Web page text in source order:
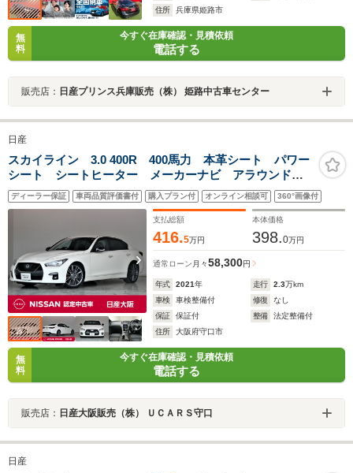
住所
兵庫県姫路市
無
料
今すぐ在庫確認・見積依頼
電話する
販売店： 日産プリンス兵庫販売（株） 姫路中古車センター
日産
スカイライン 3.0 400R 400馬力 本革シート パワー
シート シートヒーター メーカーナビ アラウンドビ
ューモニター ドラレコ前後 ワンオーナー
ディーラー保証 車両品質評価書付 購入プラン付 オンライン相談可 360°画像付
支払総額
416.5万円
本体価格
398.0万円
通常ローン 月々58,300円
年式 2021年 走行 2.3万km
車検
車検整備付 修復
なし
保証
保証付 整備
法定整備付
住所
大阪府守口市
無
料
今すぐ在庫確認・見積依頼
電話する
販売店： 日産大阪販売（株） ＵＣＡＲＳ守口
日産